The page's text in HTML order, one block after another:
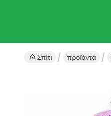
Σπίτι προϊόντα